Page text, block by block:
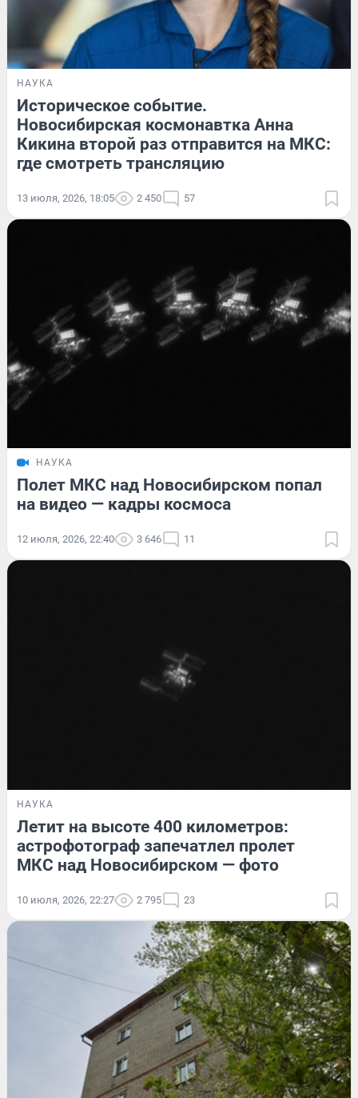
НАУКА
Историческое событие.
Новосибирская космонавтка Анна
Кикина второй раз отправится на МКС:
где смотреть трансляцию
13 июля, 2026, 18:05 2 450 57
НАУКА
Полет МКС над Новосибирском попал
на видео — кадры космоса
12 июля, 2026, 22:40 3 646 11
НАУКА
Летит на высоте 400 километров:
астрофотограф запечатлел пролет
МКС над Новосибирском — фото
10 июля, 2026, 22:27 2 795 23